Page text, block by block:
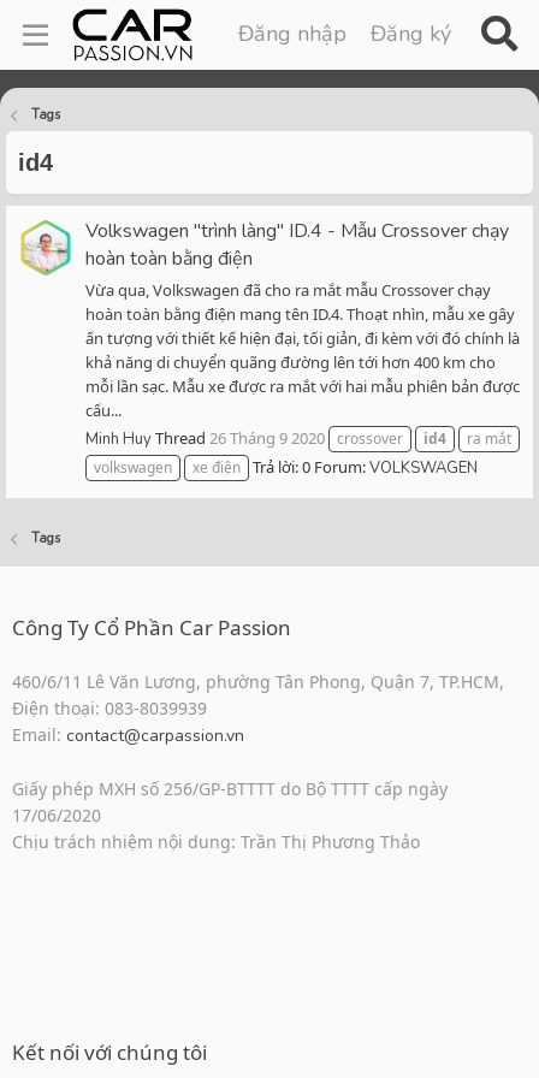
Đăng nhập Đăng ký
Tags
id4
Volkswagen "trình làng" ID.4 - Mẫu Crossover chạy
hoàn toàn bằng điện
Vừa qua, Volkswagen đã cho ra mắt mẫu Crossover chạy
hoàn toàn bằng điện mang tên ID.4. Thoạt nhìn, mẫu xe gây
ấn tượng với thiết kế hiện đại, tối giản, đi kèm với đó chính là
khả năng di chuyển quãng đường lên tới hơn 400 km cho
mỗi lần sạc. Mẫu xe được ra mắt với hai mẫu phiên bản được
cấu...
Minh HuyThread 26 Tháng 9 2020 crossover id4
ra mắt
volkswagen
xe điện Trả lời: 0 Forum:VOLKSWAGEN
Tags
Công Ty Cổ Phần Car Passion
460/6/11 Lê Văn Lương, phường Tân Phong, Quận 7, TP.HCM,
Điện thoại: 083-8039939
Email: contact@carpassion.vn
Giấy phép MXH số 256/GP-BTTTT do Bộ TTTT cấp ngày
17/06/2020
Chịu trách nhiệm nội dung: Trần Thị Phương Thảo
Kết nối với chúng tôi